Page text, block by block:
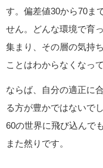
す。偏差値30から70ま
せん。どんな環境で育
集まり、その層の気持
ことはわからなくなっ
ならば、自分の適正に
る方が豊かではないで
60の世界に飛び込んで
また然りです。